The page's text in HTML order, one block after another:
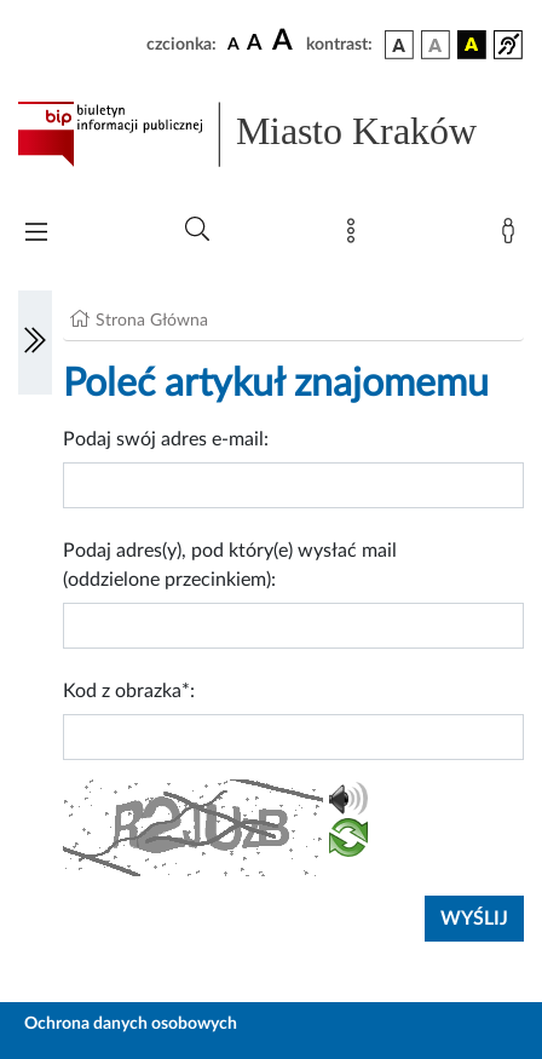
czcionka: A A A kontrast:
Miasto Kraków
Strona Główna
Poleć artykuł znajomemu
Podaj swój adres e-mail:
Podaj adres(y), pod który(e) wysłać mail
(oddzielone przecinkiem):
Kod z obrazka*:
Ochrona danych osobowych